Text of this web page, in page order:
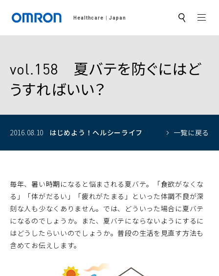
Healthcare Japan サ
ト
索
vol.158 夏バテを防ぐにはど
うすればいい？
2016.08.10 はじめよう！ ヘルシーライフ 一覧に戻る
毎年、暑い時期になると悩まされる夏バテ。「食欲がなくな
る」「体がだるい」「疲れがたまる」といった体調不良が深
刻な人も少なくありません。では、どういった場合に夏バテ
になるのでしょうか。また、夏バテにならないようにするに
はどうしたらいいのでしょうか。普段の生活を見直す方法も
含めてお伝えします。